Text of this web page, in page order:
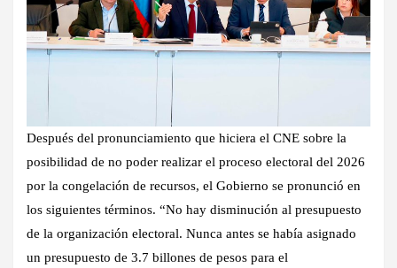
Después del pronunciamiento que hiciera el CNE sobre la
posibilidad de no poder realizar el proceso electoral del 2026
por la congelación de recursos, el Gobierno se pronunció en
los siguientes términos. “No hay disminución al presupuesto
de la organización electoral. Nunca antes se había asignado
un presupuesto de 3.7 billones de pesos para el